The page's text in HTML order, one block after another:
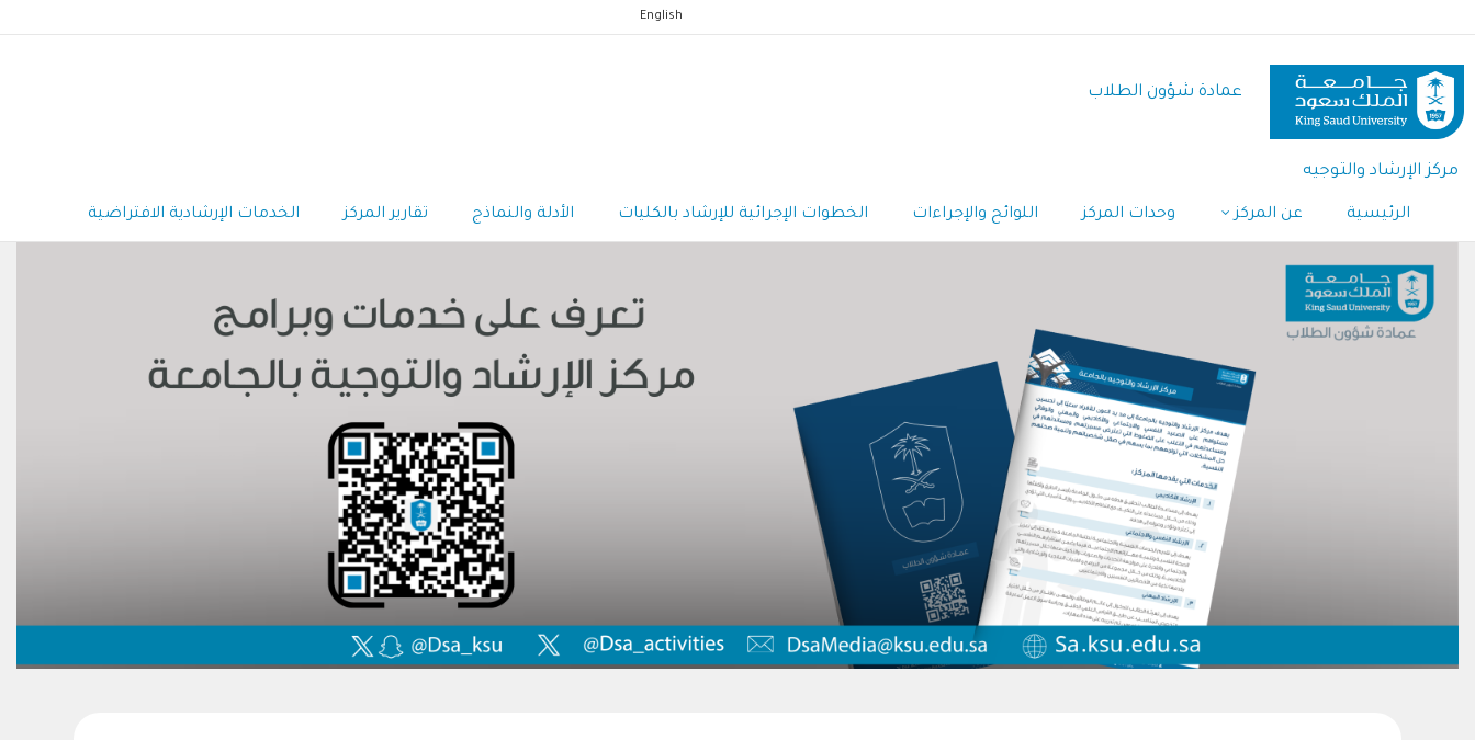
المحتوى
الرئيسي
English
عمادة شؤون الطلاب
مركز الإرشاد والتوجيه
الرئيسية عن المركز وحدات المركز اللوائح والإجراءات الخطوات الإجرائية للإرشاد بالكليات الأدلة والنماذج تقارير المركز الخدمات الإرشادية الافتراضية